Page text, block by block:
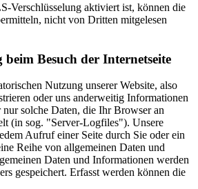
Verschlüsselung aktiviert ist, können die
nicht von Dritten mitgelesen
beim Besuch der Internetseite
Nutzung unserer Website, also
oder uns anderweitig Informationen
solche Daten, die Ihr Browser an
(in sog. "Server-Logfiles"). Unsere
Aufruf einer Seite durch Sie oder ein
Reihe von allgemeinen Daten und
Daten und Informationen werden
gespeichert. Erfasst werden können die